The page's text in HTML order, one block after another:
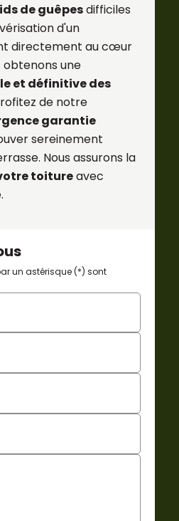
de guêpesdifficiles
d'un
directement au cœur
obtenons une
et définitive des
de notre
garantie
sereinement
Nous assurons la
toitureavec
un astérisque (*) sont